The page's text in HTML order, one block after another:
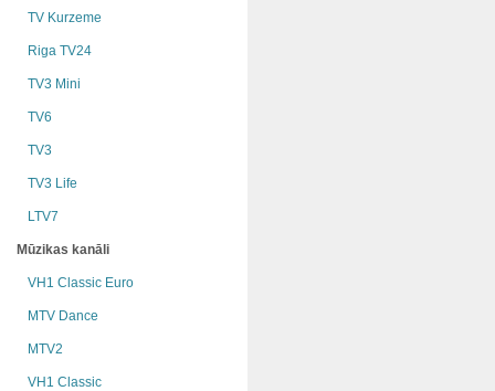
TV Kurzeme
Riga TV24
TV3 Mini
TV6
TV3
TV3 Life
LTV7
Mūzikas kanāli
VH1 Classic Euro
MTV Dance
MTV2
VH1 Classic